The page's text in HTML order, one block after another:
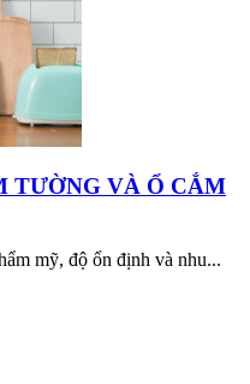
TƯỜNG VÀ Ổ CẮM
mỹ, độ ổn định và nhu...